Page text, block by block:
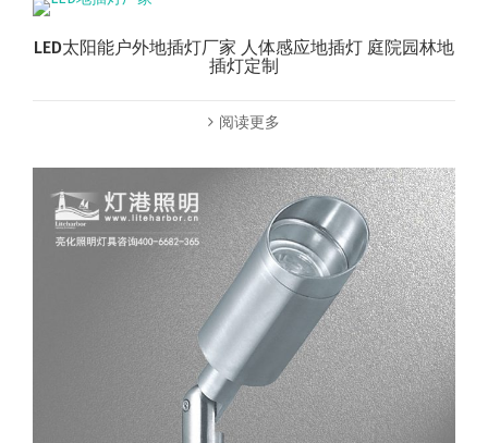
LED太阳能户外地插灯厂家 人体感应地插灯 庭院园林地
插灯定制
阅读更多